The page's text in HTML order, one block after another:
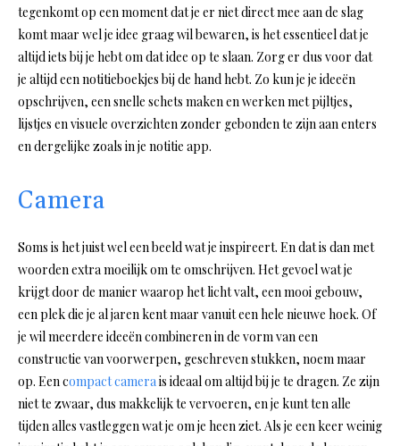
tegenkomt op een moment dat je er niet direct mee aan de slag
komt maar wel je idee graag wil bewaren, is het essentieel dat je
altijd iets bij je hebt om dat idee op te slaan. Zorg er dus voor dat
je altijd een notitieboekjes bij de hand hebt. Zo kun je je ideeën
opschrijven, een snelle schets maken en werken met pijltjes,
lijstjes en visuele overzichten zonder gebonden te zijn aan enters
en dergelijke zoals in je notitie app.
Camera
Soms is het juist wel een beeld wat je inspireert. En dat is dan met
woorden extra moeilijk om te omschrijven. Het gevoel wat je
krijgt door de manier waarop het licht valt, een mooi gebouw,
een plek die je al jaren kent maar vanuit een hele nieuwe hoek. Of
je wil meerdere ideeën combineren in de vorm van een
constructie van voorwerpen, geschreven stukken, noem maar
op. Een compact camerais ideaal om altijd bij je te dragen. Ze zijn
niet te zwaar, dus makkelijk te vervoeren, en je kunt ten alle
tijden alles vastleggen wat je om je heen ziet. Als je een keer weinig